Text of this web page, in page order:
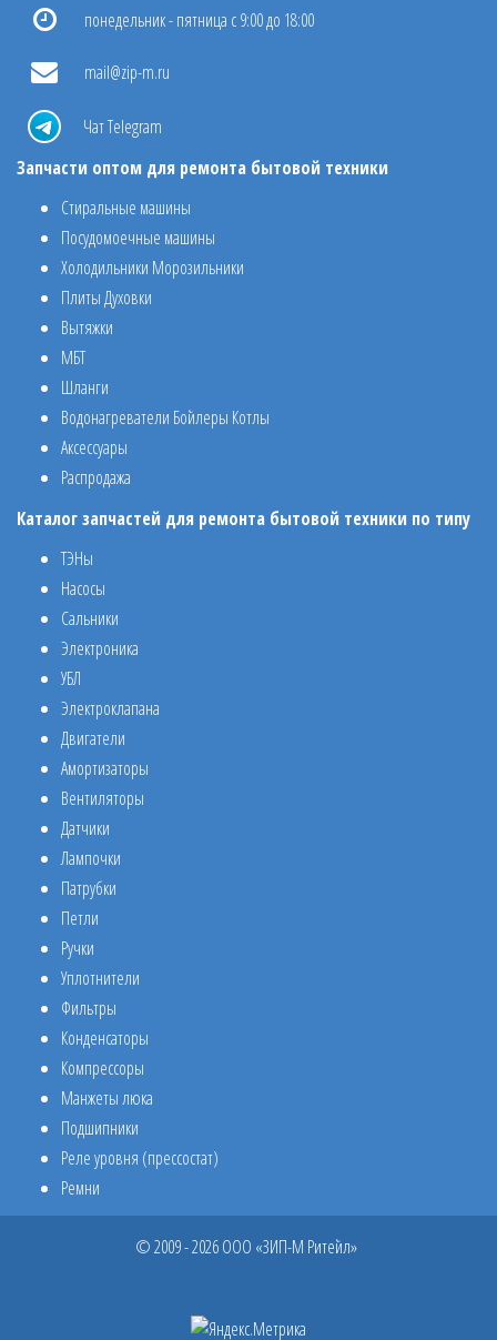
понедельник - пятница с 9:00 до 18:00
mail@zip-m.ru
Чат Telegram
Запчасти оптом для ремонта бытовой техники
Стиральные машины
Посудомоечные машины
Холодильники Морозильники
Плиты Духовки
Вытяжки
МБТ
Шланги
Водонагреватели Бойлеры Котлы
Аксессуары
Распродажа
Каталог запчастей для ремонта бытовой техники по типу
ТЭНы
Насосы
Сальники
Электроника
УБЛ
Электроклапана
Двигатели
Амортизаторы
Вентиляторы
Датчики
Лампочки
Патрубки
Петли
Ручки
Уплотнители
Фильтры
Конденсаторы
Компрессоры
Манжеты люка
Подшипники
Реле уровня (прессостат)
Ремни
© 2009 - 2026 ООО «ЗИП-М Ритейл»